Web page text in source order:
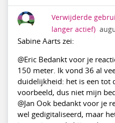
Verwijderde
langer actief)
Sabine Aarts zei:
@Eric Bedankt voor je
150 meter. Ik vond 36 al
duidelijkheid: het is een tot
voorbeeld, dus niet mijn
@Jan Ook bedankt voor je
wel gedigitaliseerd, maar